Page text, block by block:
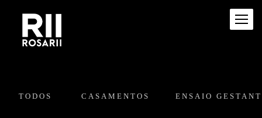
TODOS CASAMENTOS ENSAIO